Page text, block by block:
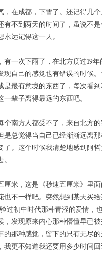
，在成都，下雪了。还记得几
有不到两天的时间了，虽说不
远记得这一天。
有一次下雨了，在北方度过19
现自己的感觉也有错误的时候
是最有意境的东西了，每次看
辈子离得最远的东西吧。
个南方人都受不了，来自北方
是总觉得当自己已经渐渐远离
了。这个时候我清楚地感到阿
厘米，这是《秒速五厘米》里
也不一样吧。突然想到某天买
过初中时代那种青涩的爱情
，发现原来内心那种懵懂早已
的那种感觉，留下的只有无尽
我更不知道我还要用多少时间